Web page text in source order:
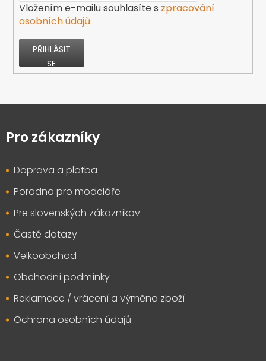
Vložením e-mailu souhlasíte s zpracování
osobních údajů
PŘIHLÁSIT
SE
pPro zákazníky
Doprava a platba
Poradna pro modeláře
Pre slovenských zákazníkov
Časté dotazy
Velkoobchod
Obchodní podmínky
Reklamace / vrácení a výměna zboží
Ochrana osobních údajů